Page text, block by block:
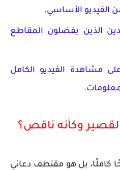
الفيديو الأساسي.
الذين يفضلون المقاطع
مشاهدة الفيديو الكامل
وكأنه ناقص؟
بل هو مقتطف دعائي